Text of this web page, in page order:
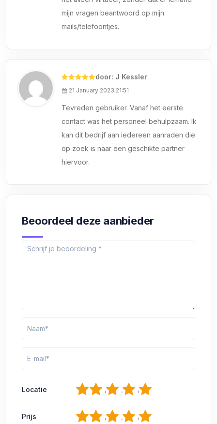
mijn vragen beantwoord op mijn
mails/telefoontjes.
door: J Kessler
21 January 2023 21:51
Tevreden gebruiker. Vanaf het eerste
contact was het personeel behulpzaam. Ik
kan dit bedrijf aan iedereen aanraden die
op zoek is naar een geschikte partner
hiervoor.
Beoordeel deze aanbieder
Locatie 5
4
3
2
Prijs 5
4
3
2